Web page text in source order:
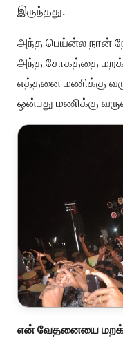
இருந்தது.
அந்த பெய்ன்ல நான்
அந்த சோகத்தை மறக்க
எத்தனை மணிக்கு
ஒன்பது மணிக்கு
என் வேதனையை